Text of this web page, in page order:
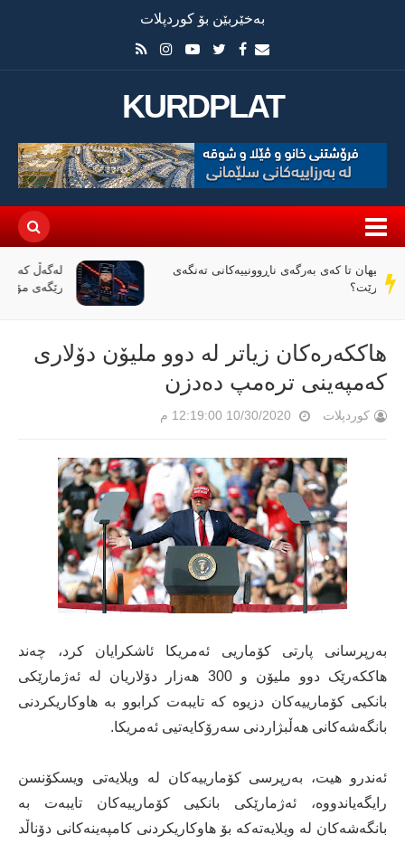
بەخێربێن بۆ کوردپلات
KURDPLAT
سەر
دێڕ
لەگەڵ کەمبوونەوەی داهاتی عێراق، ئاڵوگۆڕی پارە لە
هاککەرەکان زیاتر لە دوو ملیۆن دۆلاری
کەمپەینی ترەمپ دەدزن
کوردپلات 10/30/2020 12:19:00 م
بەرپرسانی پارتی کۆماریی ئەمریکا ئاشکرایان کرد، چەند
هاککەرێک دوو ملیۆن و 300 هەزار دۆلاریان لە ئەژمارێکی
بانکیی کۆمارییەکان دزیوە کە تایبەت کرابوو بە هاوکاریکردنی
بانگەشەکانی هەڵبژاردنی سەرۆکایەتیی ئەمریکا.
ئەندرو هیت، بەرپرسی کۆمارییەکان لە ویلایەتی ویسکۆنسن
رایگەیاندووە، ئەژمارێکی بانکیی کۆمارییەکان تایبەت بە
بانگەشەکان لە ویلایەتەکە بۆ هاوکاریکردنی کامپەینەکانی دۆناڵد